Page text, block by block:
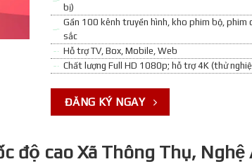
bị)
Gần 100 kênh truyền hình, kho phim bộ, phim
sắc
Hỗ trợ TV, Box, Mobile, Web
Chất lượng Full HD 1080p; hỗ trợ 4K (thử
ĐĂNG KÝ NGAY
độ cao Xã Thông Thụ, Nghệ